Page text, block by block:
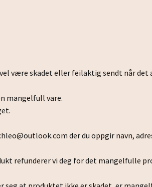
være skadet eller feilaktig sendt når det
mangelfull vare.
der du oppgir navn,
refunderer vi deg for det mangelfulle